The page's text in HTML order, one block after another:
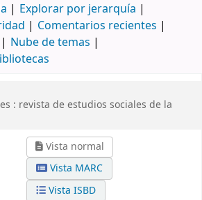
Explorar por jerarquía
Comentarios recientes
Nube de temas
: revista de estudios sociales de la
Vista normal
Vista MARC
Vista ISBD